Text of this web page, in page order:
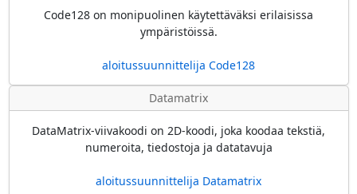
Code128 on monipuolinen käytettäväksi erilaisissa
ympäristöissä.
aloitussuunnittelija Code128
Datamatrix
DataMatrix-viivakoodi on 2D-koodi, joka koodaa tekstiä,
numeroita, tiedostoja ja datatavuja
aloitussuunnittelija Datamatrix